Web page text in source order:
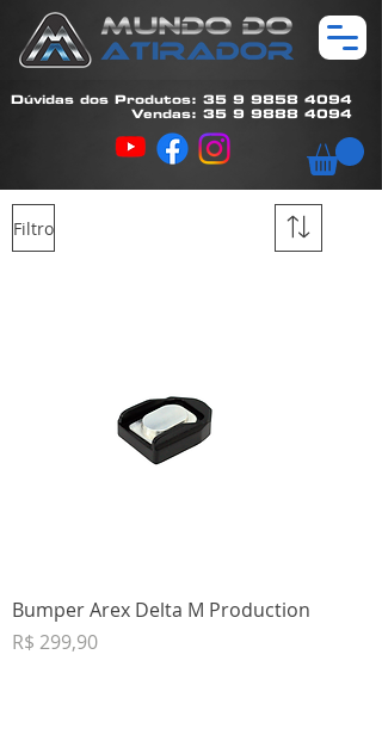
Dúvidas dos Produtos: 35 9 9858 4094
Vendas: 35 9 9888 4094
Filtro
Bumper Arex Delta M Production
Preço
R$ 299,90